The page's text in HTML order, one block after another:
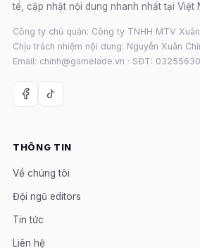
tế, cập nhật nội dung nhanh nhất tại Việt
Công ty chủ quản: Công ty TNHH MTV
Chịu trách nhiệm nội dung: Nguyễn Xuân
Email: chinh@gamelade.vn · SĐT:
THÔNG TIN
Về chúng tôi
Đội ngũ editors
Tin tức
Liên hệ